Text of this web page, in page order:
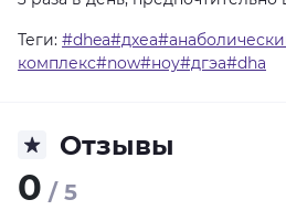
Теги:
комплекс#now#ноу#дгэа#dha
Отзывы
0 / 5